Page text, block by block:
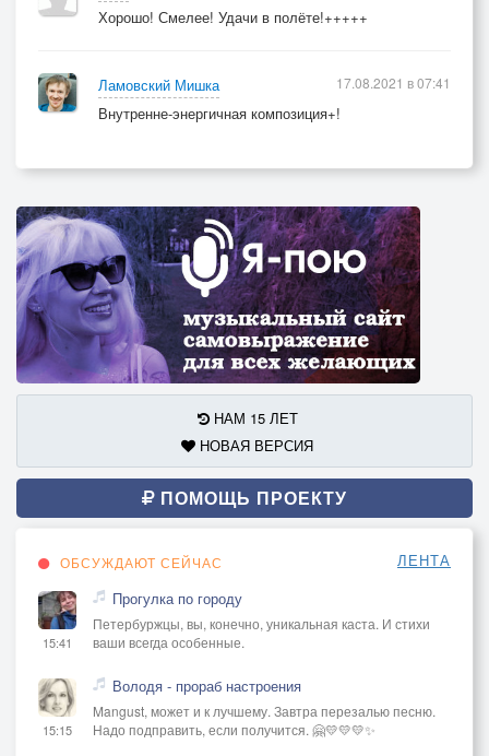
Хорошо! Смелее! Удачи в полёте!+++++
Ламовский Мишка
Внутренне-энергичная композиция+!
17.08.2021 в 07:41
НАМ 15 ЛЕТ
НОВАЯ ВЕРСИЯ
ПОМОЩЬ ПРОЕКТУ
ОБСУЖДАЮТ СЕЙЧАС ЛЕНТА
15:41
Прогулка по городу
Петербуржцы, вы, конечно, уникальная каста. И стихи
ваши всегда особенные.
15:15
Володя - прораб настроения
Mangust, может и к лучшему. Завтра перезалью песню.
Надо подправить, если получится. 🤗💛💛💛✨